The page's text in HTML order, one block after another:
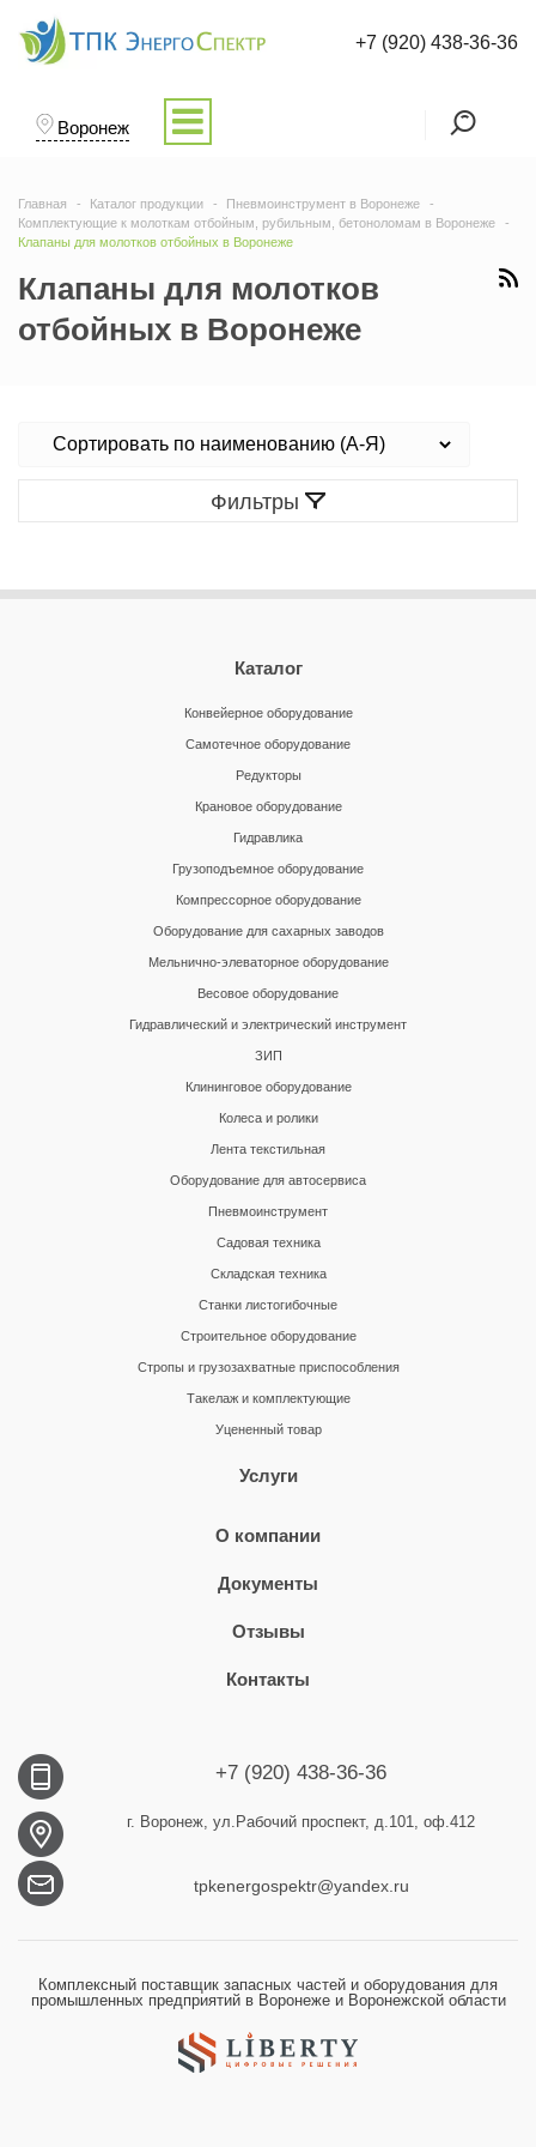
Воронеж
+7 (920) 438-36-36
Главная Каталог продукции
Пневмоинструмент в Воронеже
Комплектующие к молоткам отбойным, рубильным, бетоноломам в Воронеже
Клапаны для молотков отбойных в Воронеже
Клапаны для молотков
отбойных в Воронеже
Фильтры
Каталог
Конвейерное оборудование
Самотечное оборудование
Редукторы
Крановое оборудование
Гидравлика
Грузоподъемное оборудование
Компрессорное оборудование
Оборудование для сахарных заводов
Мельнично-элеваторное оборудование
Весовое оборудование
Гидравлический и электрический инструмент
ЗИП
Клининговое оборудование
Колеса и ролики
Лента текстильная
Оборудование для автосервиса
Пневмоинструмент
Садовая техника
Складская техника
Станки листогибочные
Строительное оборудование
Стропы и грузозахватные приспособления
Такелаж и комплектующие
Уцененный товар
Услуги
О компании
Документы
Отзывы
Контакты
+7 (920) 438-36-36
г. Воронеж, ул.Рабочий проспект, д.101, оф.412
tpkenergospektr@yandex.ru
Комплексный поставщик запасных частей и оборудования для
промышленных предприятий в Воронеже и Воронежской области